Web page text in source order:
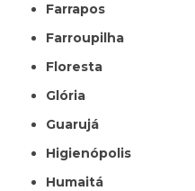
Farrapos
Farroupilha
Floresta
Glória
Guarujá
Higienópolis
Humaitá